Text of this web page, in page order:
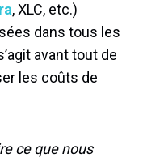
, XLC, etc.)
dans tous les
avant tout de
les coûts de
ce que nous